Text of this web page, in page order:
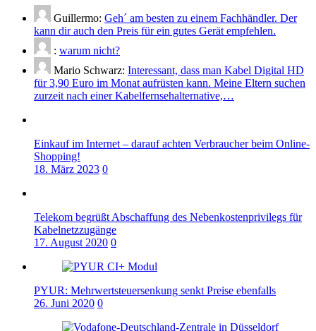
Guillermo: Geh´ am besten zu einem Fachhändler. Der
kann dir auch den Preis für ein gutes Gerät empfehlen.
: warum nicht?
Mario Schwarz: Interessant, dass man Kabel Digital HD
für 3,90 Euro im Monat aufrüsten kann. Meine Eltern suchen
zurzeit nach einer Kabelfernsehalternative,…
Einkauf im Internet – darauf achten Verbraucher beim Online-
Shopping!
18. März 2023 0
Telekom begrüßt Abschaffung des Nebenkostenprivilegs für
Kabelnetzzugänge
17. August 2020 0
PYUR: Mehrwertsteuersenkung senkt Preise ebenfalls
26. Juni 2020 0